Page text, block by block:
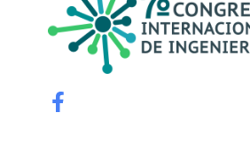
F
a